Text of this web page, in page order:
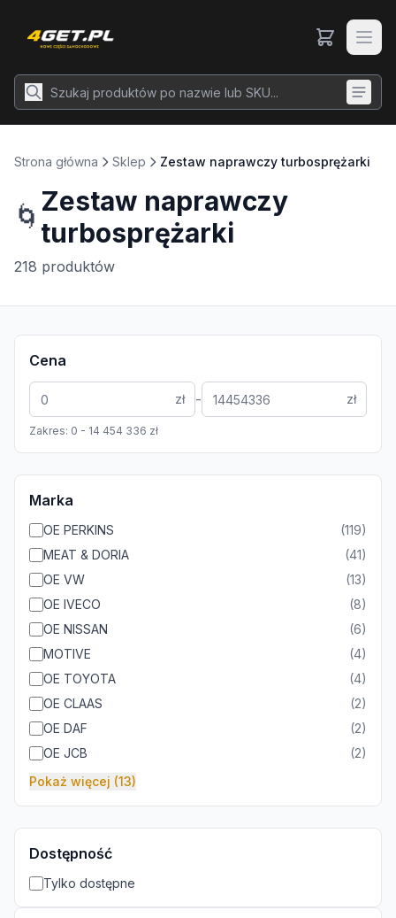
Strona główna Sklep Zestaw naprawczy turbosprężarki
🌀 Zestaw naprawczy
turbosprężarki
218 produktów
Cena
zł - zł
Zakres: 0 - 14 454 336 zł
Marka
OE PERKINS (119)
MEAT & DORIA
(41)
OE VW
(13)
OE IVECO
(8)
OE NISSAN
(6)
MOTIVE
(4)
OE TOYOTA
(4)
OE CLAAS
(2)
OE DAF
(2)
OE JCB
(2)
Pokaż więcej (13)
Dostępność
Tylko dostępne